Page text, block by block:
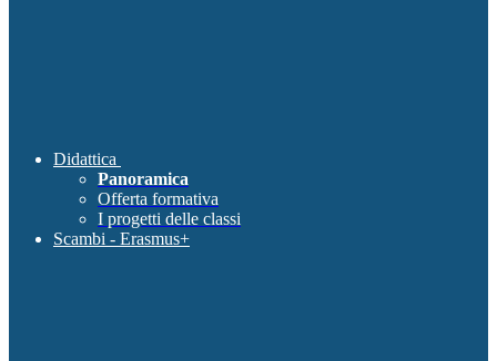
Didattica
Panoramica
Offerta formativa
I progetti delle classi
Scambi - Erasmus+